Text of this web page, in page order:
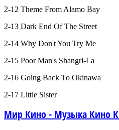
2-12 Theme From Alamo Bay
2-13 Dark End Of The Street
2-14 Why Don't You Try Me
2-15 Poor Man's Shangri-La
2-16 Going Back To Okinawa
2-17 Little Sister
Мир Кино - Музыка Кино